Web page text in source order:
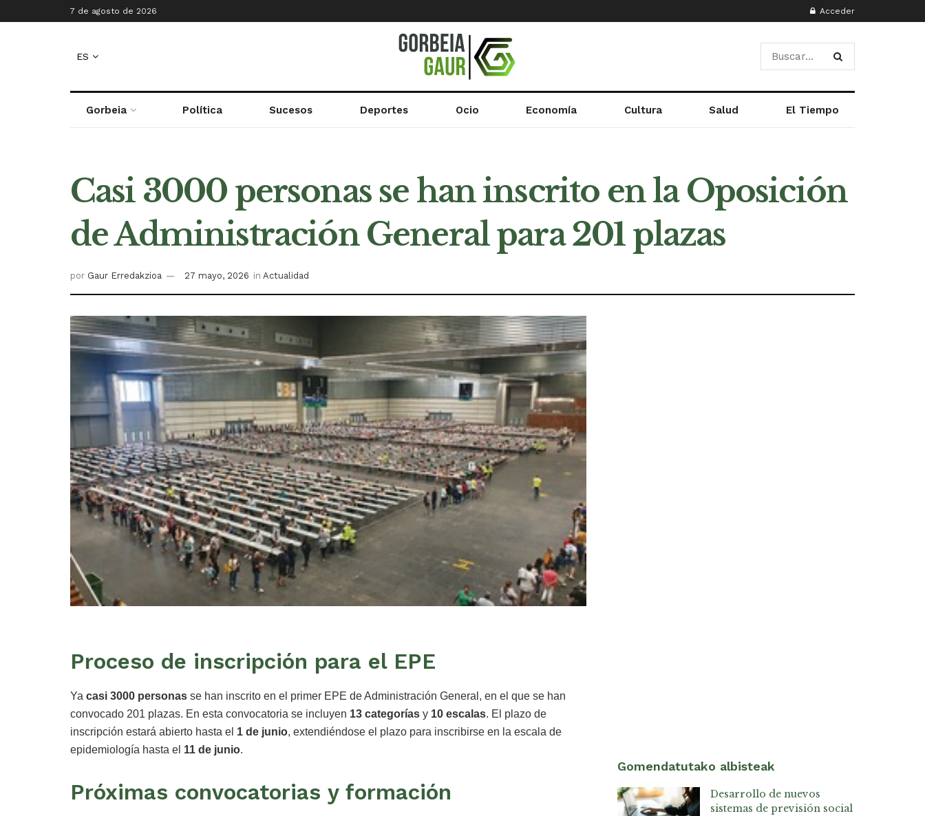
7 de agosto de 2026 Acceder
ES
Gorbeia Política Sucesos Deportes Ocio Economía Cultura Salud El Tiempo
Casi 3000 personas se han inscrito en la Oposición
de Administración General para 201 plazas
por Gaur Erredakzioa 27 mayo, 2026 in Actualidad
Proceso de inscripción para el EPE
Ya casi 3000 personas se han inscrito en el primer EPE de Administración General, en el que se han
convocado 201 plazas. En esta convocatoria se incluyen 13 categorías y 10 escalas. El plazo de
inscripción estará abierto hasta el 1 de junio, extendiéndose el plazo para inscribirse en la escala de
epidemiología hasta el 11 de junio.
Próximas convocatorias y formación
Gomendatutako albisteak
Desarrollo de nuevos
sistemas de previsión social